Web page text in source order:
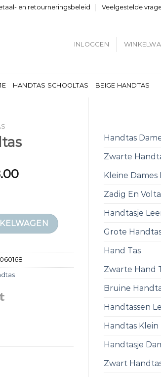
en retourneringsbeleid Veelgestelde
INLOGGEN
HANDTAS SCHOOLTAS BEIGE HANDTAS
Handtas
Zwarte
Kleine Dames
Zadig En
Handtasje
Grote
Hand Tas
Zwarte Hand
Bruine
Handtassen
Handtas Klein
Handtasje
Zwart